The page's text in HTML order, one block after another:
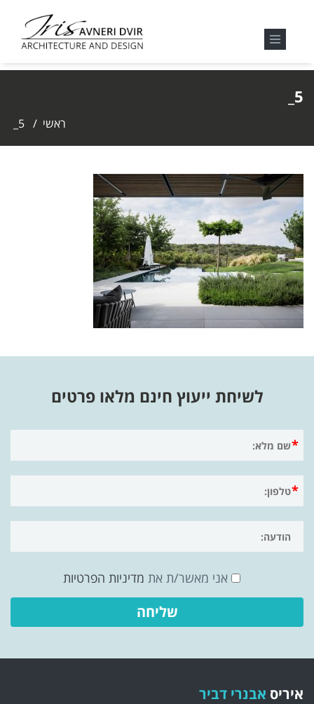
5_
ראשי /
5_
לשיחת ייעוץ חינם מלאו פרטים
אני מאשר/ת את מדיניות הפרטיות
איריס אבנרי דביר